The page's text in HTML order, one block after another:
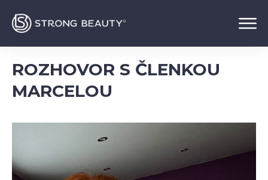
ROZHOVOR S ČLENKOU
MARCELOU